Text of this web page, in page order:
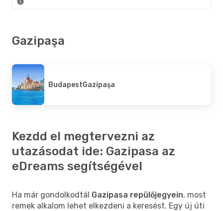
Gazipaşa
BudapestGazipaşa
Kezdd el megtervezni az
utazásodat ide: Gazipasa az
eDreams segítségével
Ha már gondolkodtál Gazipasa repülőjegyein, most
remek alkalom lehet elkezdeni a keresést. Egy új úti